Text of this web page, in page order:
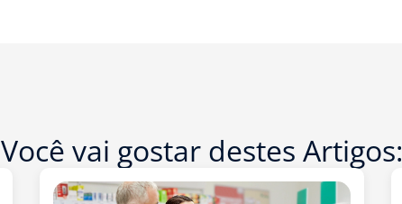
Você vai gostar destes Artigos: